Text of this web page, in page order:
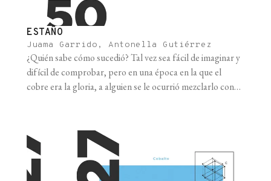
ESTAÑO
Juama Garrido, Antonella Gutiérrez
¿Quién sabe cómo sucedió? Tal vez sea fácil de imaginar y
difícil de comprobar, pero en una época en la que el
cobre era la gloria, a alguien se le ocurrió mezclarlo con